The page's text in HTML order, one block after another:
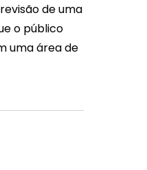
de uma
o público
uma área de